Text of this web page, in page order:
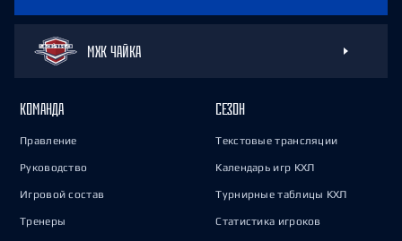
МХК ЧАЙКА
КОМАНДА
Правление
Руководство
Игровой состав
Тренеры
СЕЗОН
Текстовые трансляции
Календарь игр КХЛ
Турнирные таблицы КХЛ
Статистика игроков